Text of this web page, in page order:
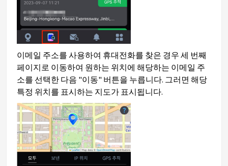
이메일 주소를 사용하여 휴대전화를 찾은 경우 세 번째
페이지로 이동하여 원하는 위치에 해당하는 이메일 주
소를 선택한 다음 "이동" 버튼을 누릅니다. 그러면 해당
특정 위치를 표시하는 지도가 표시됩니다.